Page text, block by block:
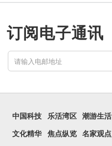
订阅电子通讯
中国科技 乐活湾区 潮游生活
文化精华 焦点纵览 名家观点